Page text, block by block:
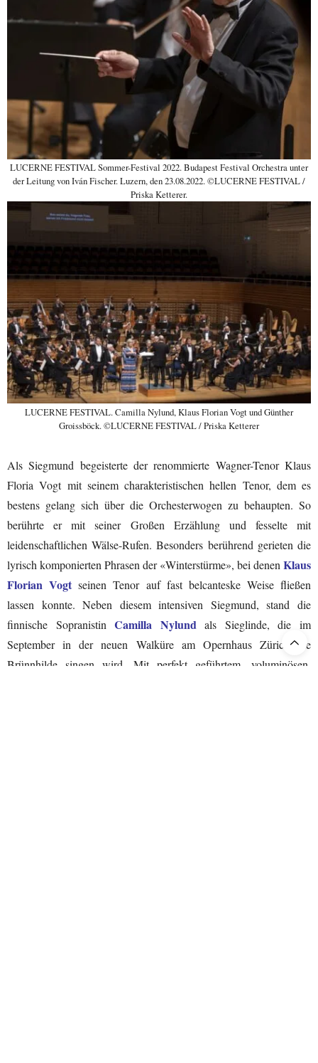
LUCERNE FESTIVAL Sommer-Festival 2022. Budapest Festival Orchestra unter
der Leitung von Iván Fischer. Luzern, den 23.08.2022. ©LUCERNE FESTIVAL /
Priska Ketterer.
LUCERNE FESTIVAL. Camilla Nylund, Klaus Florian Vogt und Günther
Groissböck. ©LUCERNE FESTIVAL / Priska Ketterer
Als Siegmund begeisterte der renommierte Wagner-Tenor Klaus
Floria Vogt mit seinem charakteristischen hellen Tenor, dem es
bestens gelang sich über die Orchesterwogen zu behaupten. So
berührte er mit seiner Großen Erzählung und fesselte mit
leidenschaftlichen Wälse-Rufen. Besonders berührend gerieten die
lyrisch komponierten Phrasen der «Winterstürme», bei denen Klaus
Florian Vogt seinen Tenor auf fast belcanteske Weise fließen
lassen konnte. Neben diesem intensiven Siegmund, stand die
finnische SopranistinCamilla Nylund als Sieglinde, die im
September in der neuen Walküre am Opernhaus Zürich die
Brünnhilde singen wird. Mit perfekt geführtem, voluminösen,